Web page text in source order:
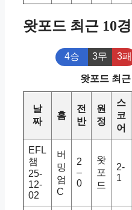
왓포드 최근 10경
4승 3무 3패
왓포드 최근
날
짜
홈
전
반
원
정
스
코
어
EFL
챔
25-
12-
02
버
밍
엄
C
2
–
0
왓
포
드
2-
1